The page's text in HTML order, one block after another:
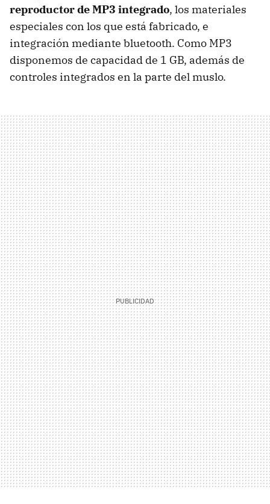
reproductor de MP3 integrado, los materiales
especiales con los que está fabricado, e
integración mediante bluetooth. Como MP3
disponemos de capacidad de 1 GB, además de
controles integrados en la parte del muslo.